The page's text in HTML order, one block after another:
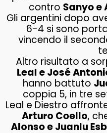
contro Sanyo e
Gli argentini dopo
6-4 si sono
vincendo il
Altro risultato a
Leal e José
hanno battuto
coppia 5, in tre
Leal e Diestro
Arturo Coello,
Alonso e Juanlu